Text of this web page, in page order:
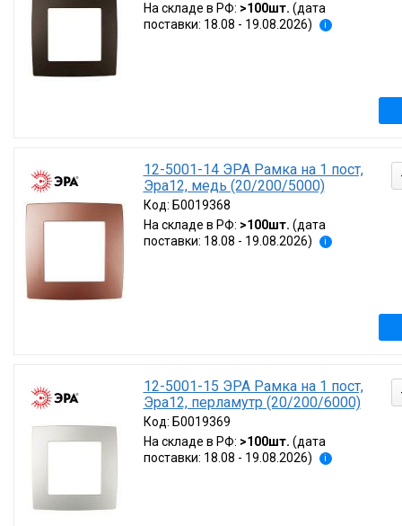
На складе в РФ: >100шт. (дата
поставки: 18.08 - 19.08.2026)
i
12-5001-14 ЭРА Рамка на 1 пост,
Эра12, медь (20/200/5000)
Код: Б0019368
На складе в РФ: >100шт. (дата
поставки: 18.08 - 19.08.2026)
i
12-5001-15 ЭРА Рамка на 1 пост,
Эра12, перламутр (20/200/6000)
Код: Б0019369
На складе в РФ: >100шт. (дата
поставки: 18.08 - 19.08.2026)
i